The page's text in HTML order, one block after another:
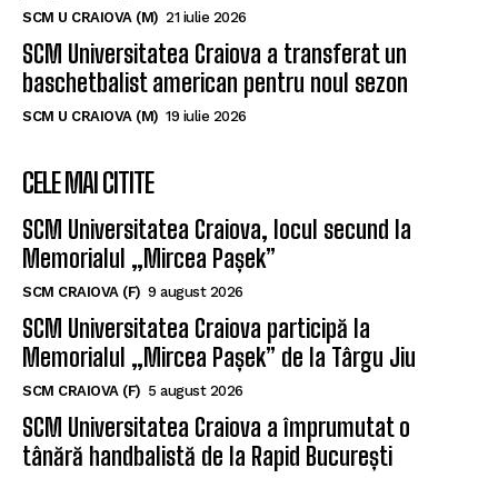
SCM U CRAIOVA (M) 21 iulie 2026
SCM Universitatea Craiova a transferat un
baschetbalist american pentru noul sezon
SCM U CRAIOVA (M) 19 iulie 2026
CELE MAI CITITE
SCM Universitatea Craiova, locul secund la
Memorialul „Mircea Pașek”
SCM CRAIOVA (F) 9 august 2026
SCM Universitatea Craiova participă la
Memorialul „Mircea Pașek” de la Târgu Jiu
SCM CRAIOVA (F) 5 august 2026
SCM Universitatea Craiova a împrumutat o
tânără handbalistă de la Rapid București